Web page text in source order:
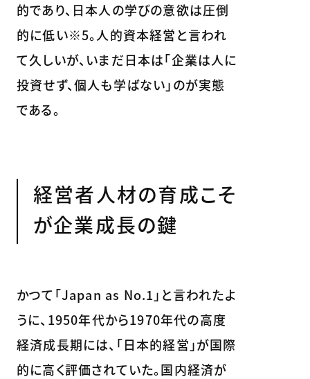
的であり、日本人の学びの意欲は圧倒
的に低い※5。人的資本経営と言われ
て久しいが、いまだ日本は「企業は人に
投資せず、個人も学ばない」のが実態
である。
経営者人材の育成こそ
が企業成長の鍵
かつて「Japan as No.1」と言われたよ
うに、1950年代から1970年代の高度
経済成長期には、「日本的経営」が国際
的に高く評価されていた。国内経済が